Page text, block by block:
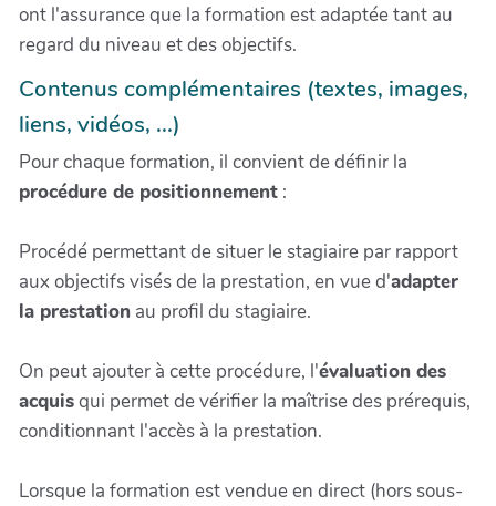
ont l'assurance que la formation est adaptée tant au
regard du niveau et des objectifs.
Contenus complémentaires (textes, images,
liens, vidéos, ...)
Pour chaque formation, il convient de définir la
procédure de positionnement :
Procédé permettant de situer le stagiaire par rapport
aux objectifs visés de la prestation, en vue d'adapter
la prestation au profil du stagiaire.
On peut ajouter à cette procédure, l'évaluation des
acquisqui permet de vérifier la maîtrise des prérequis,
conditionnant l'accès à la prestation.
Lorsque la formation est vendue en direct (hors sous-